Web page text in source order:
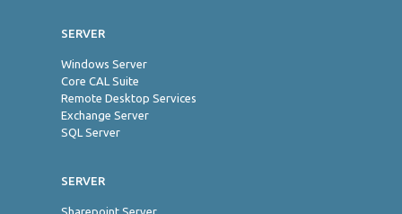
SERVER
Windows Server
Core CAL Suite
Remote Desktop Services
Exchange Server
SQL Server
SERVER
Sharepoint Server